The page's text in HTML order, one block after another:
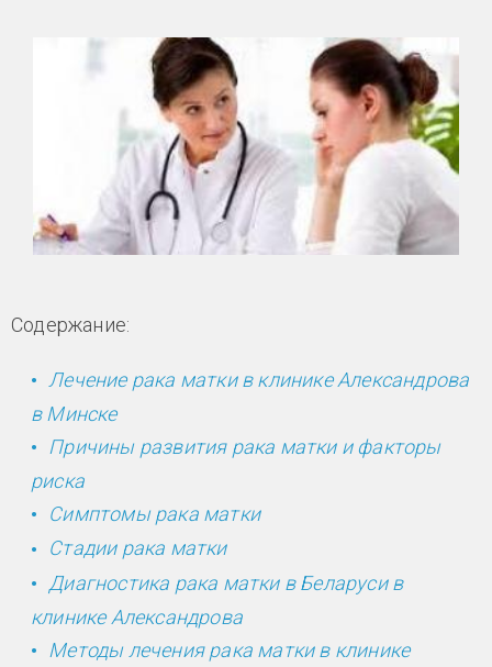
Содержание:
Лечение рака матки в клинике Александрова
в Минске
Причины развития рака матки и факторы
риска
Симптомы рака матки
Стадии рака матки
Диагностика рака матки в Беларуси в
клинике Александрова
Методы лечения рака матки в клинике